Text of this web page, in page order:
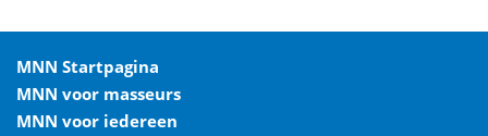
MNN Startpagina
MNN voor masseurs
MNN voor iedereen